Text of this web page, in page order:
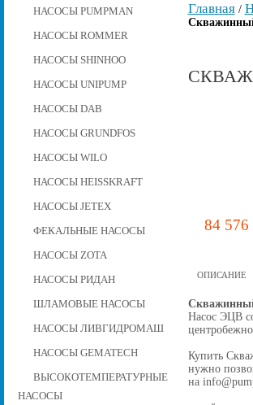
НАСОСЫ PUMPMAN
НАСОСЫ ROMMER
НАСОСЫ SHINHOO
НАСОСЫ UNIPUMP
НАСОСЫ DAB
НАСОСЫ GRUNDFOS
НАСОСЫ WILO
НАСОСЫ HEISSKRAFT
НАСОСЫ JETEX
ФЕКАЛЬНЫЕ НАСОСЫ
НАСОСЫ ZOTA
НАСОСЫ РИДАН
ШЛАМОВЫЕ НАСОСЫ
НАСОСЫ ЛИВГИДРОМАШ
НАСОСЫ GEMATECH
ВЫСОКОТЕМПЕРАТУРНЫЕ
НАСОСЫ
Главная/
84 576
ОПИСАНИЕ
Насос ЭЦВ
Купить
нужно
на